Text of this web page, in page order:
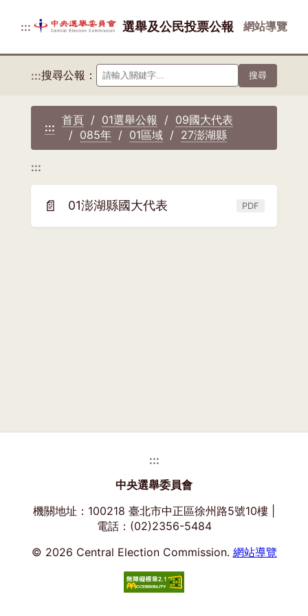
::: 選舉及公民投票公報 網站導覽
:::搜尋公報： 搜尋
:::
首頁 01選舉公報
09國大代表
085年
01區域 27澎湖縣
:::
📄 01澎湖縣國大代表 PDF
(另
開
:::
中央選舉委員會
機關地址：100218 臺北市中正區徐州路5號10樓 |
電話：(02)2356-5484
© 2026 Central Election Commission. 網站導覽